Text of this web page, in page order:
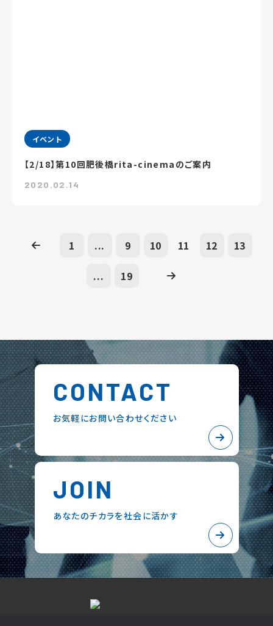
イベント
【2/18】第10回肥後橋rita-cinemaのご案内
2020.02.14
1 ... 9 10 11 12 13
... 19
CONTACT
お気軽にお問い合わせください
JOIN
あなたのチカラを社会に活かす